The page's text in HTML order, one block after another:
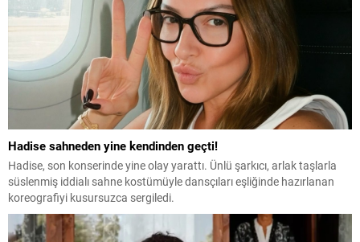
Hadise sahneden yine kendinden geçti!
Hadise, son konserinde yine olay yarattı. Ünlü şarkıcı, arlak taşlarla
süslenmiş iddialı sahne kostümüyle dansçıları eşliğinde hazırlanan
koreografiyi kusursuzca sergiledi.